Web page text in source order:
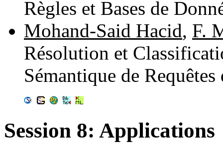
Règles et Bases de
Mohand-Said Hacid, F.
Résolution et
Sémantique de
Session 8: Applications